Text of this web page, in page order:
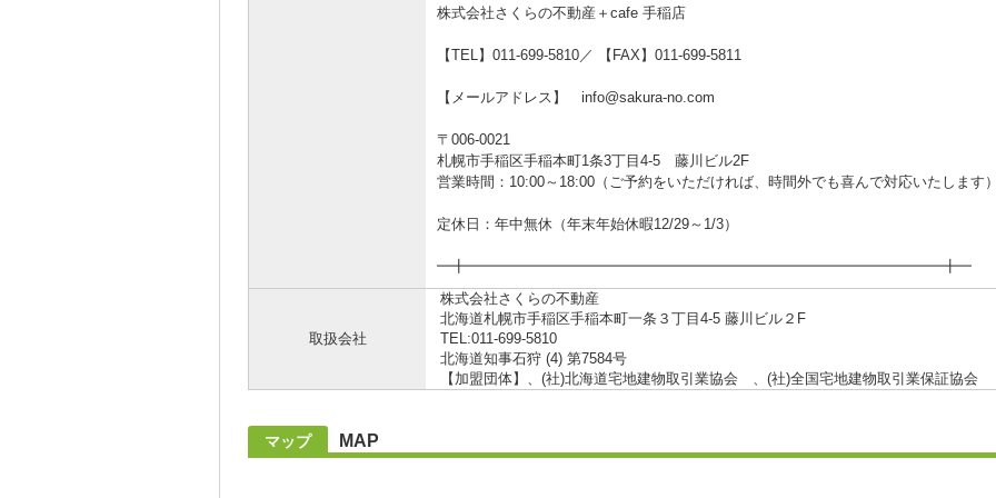
株式会社さくらの不動産＋cafe 手稲店
【TEL】011-699-5810／ 【FAX】011-699-5811
【メールアドレス】 info@sakura-no.com
〒006-0021
札幌市手稲区手稲本町1条3丁目4-5 藤川ビル2F
営業時間：10:00～18:00（ご予約をいただければ、時間外でも喜んで対応いたします
定休日：年中無休（年末年始休暇12/29～1/3）
━╋━━━━━━━━━━━━━━━━━━━━━━━━━━━━━━━━━╋━
取扱会社
株式会社さくらの不動産
北海道札幌市手稲区手稲本町一条３丁目4-5 藤川ビル２F
TEL:011-699-5810
北海道知事石狩 (4) 第7584号
【加盟団体】、(社)北海道宅地建物取引業協会 、(社)全国宅地建物取引業保証協会
マップ MAP